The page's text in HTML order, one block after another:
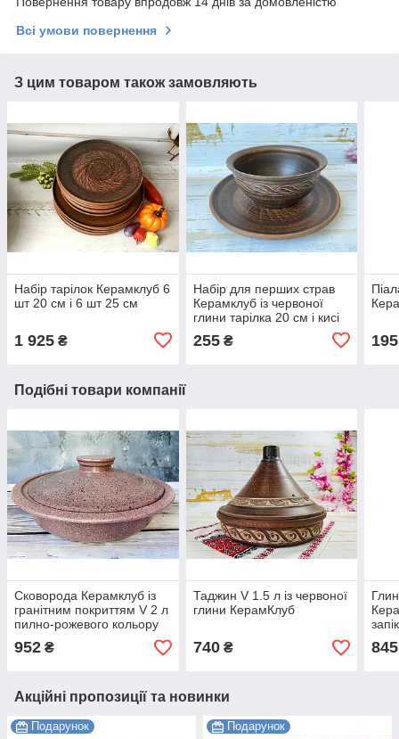
Всі умови повернення
З цим товаром також замовляють
Набір тарілок Керамклуб 6
шт 20 см і 6 шт 25 см
1 925 ₴
Набір для перших страв
Керамклуб із червоної
глини тарілка 20 см і кисі
255₴ 195
Подібні товари компанії
Сковорода Керамклуб із
гранітним покриттям V 2 л
пилно-рожевого кольору
952 ₴
Таджин V 1.5 л із червоної
глини КерамКлуб
740₴ 845
Акційні пропозиції та новинки
Подарунок Подарунок